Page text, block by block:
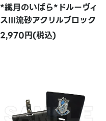
*繊月のいばら*ドルーヴィ
スIII流砂アクリルブロック
2,970円(税込)